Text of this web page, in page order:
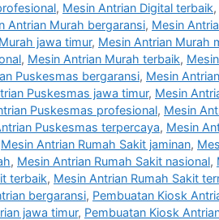
, Mesin Antrian Digital terbaik,
Antrian Murah bergaransi, Mesin
jawa timur, Mesin Antrian Murah
, Mesin Antrian Murah terbaik,
Puskesmas bergaransi, Mesin
Puskesmas jawa timur, Mesin
Puskesmas profesional, Mesin
Puskesmas terpercaya, Mesin
Mesin Antrian Rumah Sakit jaminan,
, Mesin Antrian Rumah Sakit nasional,
terbaik, Mesin Antrian Rumah Sakit
bergaransi, Pembuatan Kiosk
jawa timur, Pembuatan Kiosk